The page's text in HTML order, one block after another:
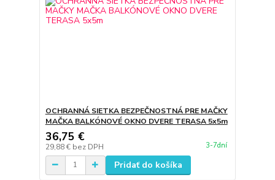
OCHRANNÁ SIETKA BEZPEČNOSTNÁ PRE MAČKY
MAČKA BALKÓNOVÉ OKNO DVERE TERASA 5x5m
36,75 €
29,88 € bez DPH 3-7dní
Pridať do košíka